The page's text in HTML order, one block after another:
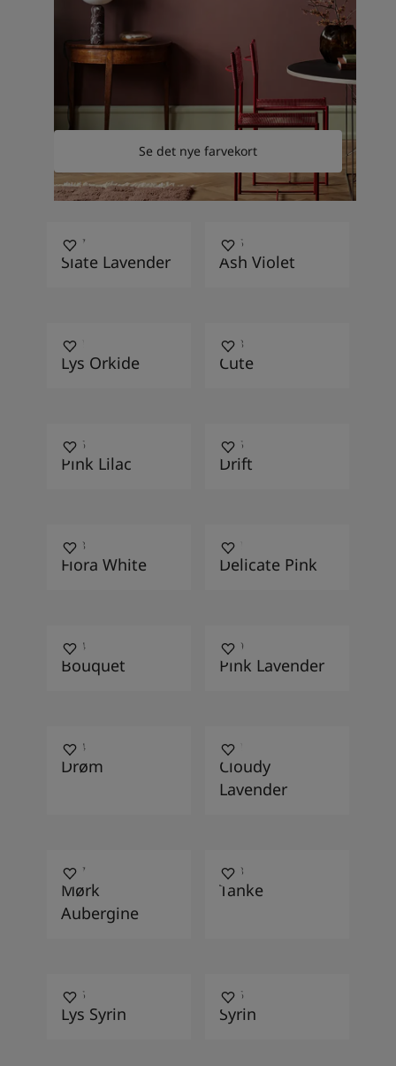
Se det nye farvekort
3377
Slate Lavender
3445
Ash Violet
3201
Lys Orkide
3438
Cute
3446
Pink Lilac
3325
Drift
3208
Flora White
3311
Delicate Pink
3444
Bouquet
3439
Pink Lavender
3154
Drøm
3441
Cloudy
Lavender
3207
Mørk
Aubergine
3323
Tanke
4415
Lys Syrin
4496
Syrin